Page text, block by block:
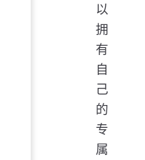
以
拥
有
自
己
的
专
属